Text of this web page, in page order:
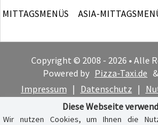
MITTAGSMENÜS
ASIA-
Copyright © 2008 - 2026 • Alle
Powered by Pizza-Taxi.de &
Impressum | Datenschutz |
Cookie-Hinweis
Diese Webseite
Wir nutzen Cookies, um Ihnen die